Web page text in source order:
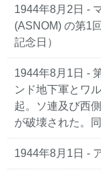
1944年8月2日 -
(ASNOM) の第1
記念日）
1944年8月1日 -
ンド地下軍とワ
起。ソ連及び西
が破壊された。
1944年8月1日 -